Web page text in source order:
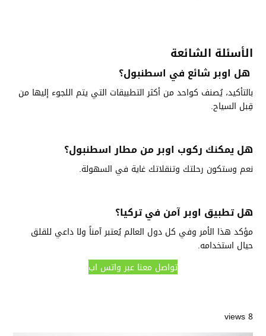
الأسئلة الشائعة
هل اوبر شائع في اسطنبول؟
بالتأكيد، يُصنف كواحد من أكثر التطبيقات التي يتم اللجوء إليها من
قِبل السياح.
هل يمكنك ركوب اوبر من مطار اسطنبول؟
نعم وستكون رحلتك وتنقلاتك غاية في السهولة.
هل تطبيق اوبر آمن في تركيا؟
مؤكد هذا الأمر وفي كل دول العالم يُعتبر آمناً ولا داعي للقلق
حيال استخدامه.
تواصل معنا عبر واتس اب
8 views